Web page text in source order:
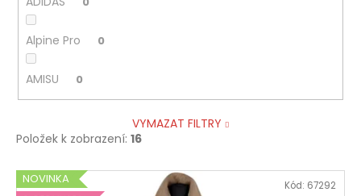
Alpine Pro 0
AMISU 0
VYMAZAT FILTRY
Položek k zobrazení: 16
V
NOVINKA
Kód: 67292